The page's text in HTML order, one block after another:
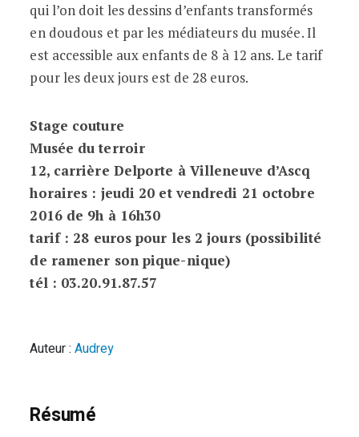
qui l’on doit les dessins d’enfants transformés
en doudous et par les médiateurs du musée. Il
est accessible aux enfants de 8 à 12 ans. Le tarif
pour les deux jours est de 28 euros.
Stage couture
Musée du terroir
12, carrière Delporte à Villeneuve d’Ascq
horaires : jeudi 20 et vendredi 21 octobre
2016 de 9h à 16h30
tarif : 28 euros pour les 2 jours (possibilité
de ramener son pique-nique)
tél : 03.20.91.87.57
Auteur :Audrey
Résumé